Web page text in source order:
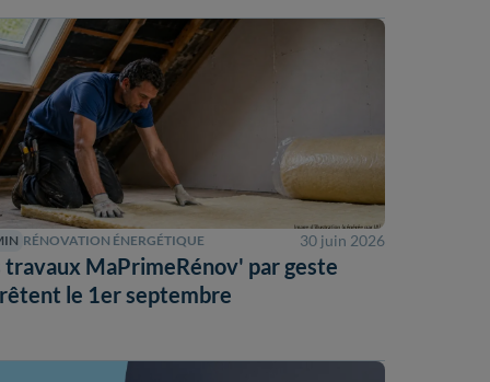
RÉNOVATION ÉNERGÉTIQUE 30 juin 2026
travaux MaPrimeRénov' par geste
le 1er septembre